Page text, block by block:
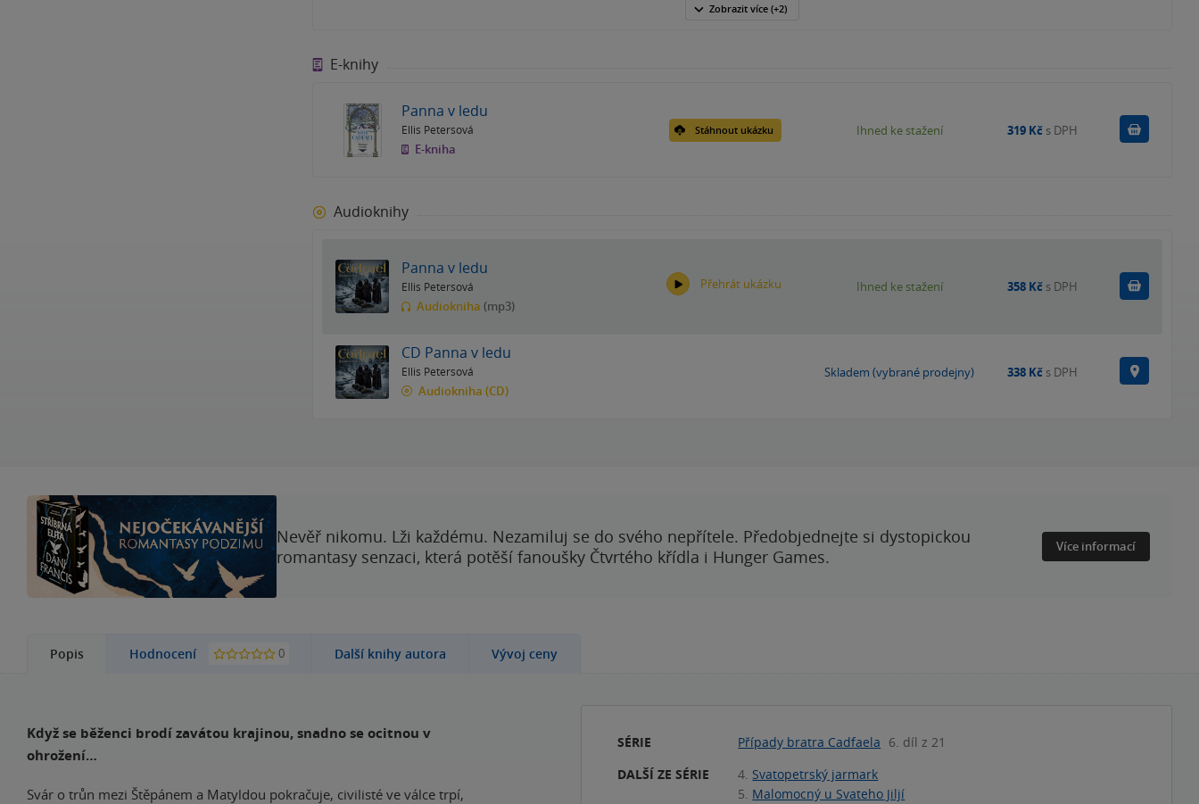
Zobrazit více (+2)
E-knihy
Panna v ledu
Ellis Petersová
E-kniha
Stáhnout ukázku Ihned ke stažení 319 Kč s DPH Koupit
Audioknihy
Panna v ledu
Ellis Petersová
Audiokniha (mp3)
Přehrát ukázku Ihned ke stažení 358 Kč s DPH Koupit
CD Panna v ledu
Ellis Petersová
Audiokniha (CD)
Skladem (vybrané prodejny) 338 Kč s DPH
Nevěř nikomu. Lži každému. Nezamiluj se do svého nepřítele. Předobjednejte si dystopickou
romantasy senzaci, která potěší fanoušky Čtvrtého křídla i Hunger Games.
Více informací
Popis Hodnocení 0 Další knihy autora Vývoj ceny
Když se běženci brodí zavátou krajinou, snadno se ocitnou v
ohrožení…
Svár o trůn mezi Štěpánem a Matyldou pokračuje, civilisté ve válce trpí,
SÉRIE Případy bratra Cadfaela 6. díl z 21
DALŠÍ ZE SÉRIE
4. Svatopetrský jarmark
5. Malomocný u Svateho Jiljí